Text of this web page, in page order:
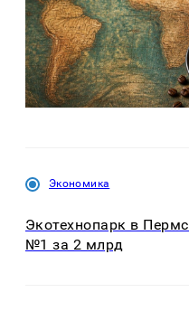
Экономика
Экотехнопарк в
№1 за 2 млрд